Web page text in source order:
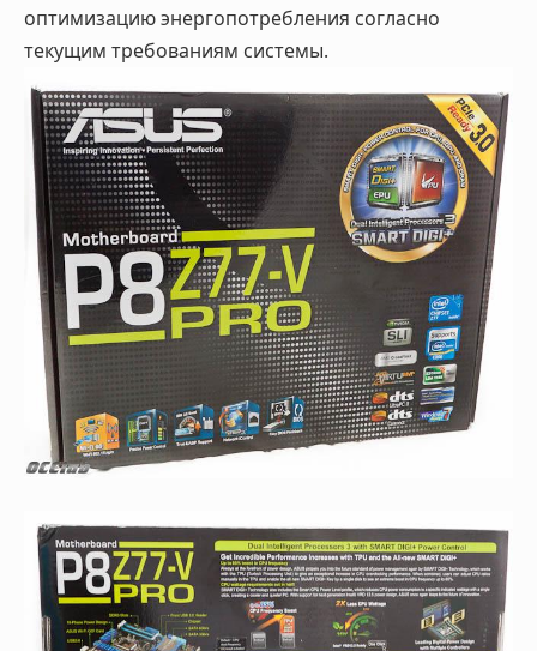
оптимизацию энергопотребления согласно
текущим требованиям системы.